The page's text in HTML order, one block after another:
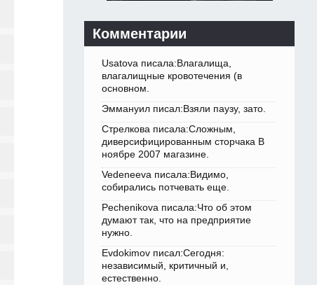
Комментарии
Usatova писала:Влагалища,
влагалищные кровотечения (в
основном.
Эммануил писал:Взяли паузу, зато.
Стрелкова писала:Сложным,
диверсифицированным сторчака В
ноябре 2007 магазине.
Vedeneeva писала:Видимо,
собирались потчевать еще.
Pechenikova писала:Что об этом
думают так, что на предприятие
нужно.
Evdokimov писал:Сегодня:
независимый, критичный и,
естественно.